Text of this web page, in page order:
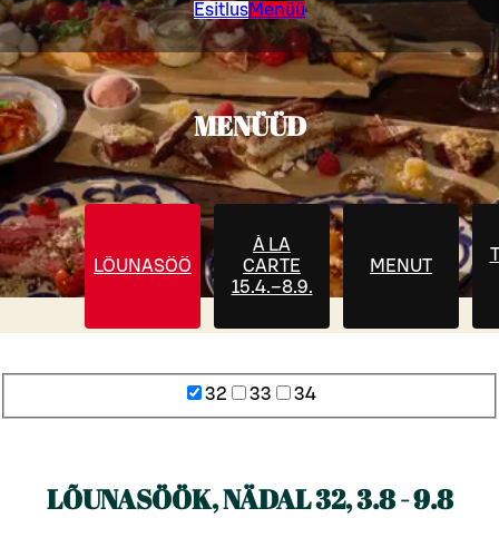
EsitlusMenüü
MENÜÜD
LÕUNASÖÖK
À LA
CARTE
15.4.–8.9.
MENUT
32 33 34
LÕUNASÖÖK, NÄDAL 32, 3.8 - 9.8